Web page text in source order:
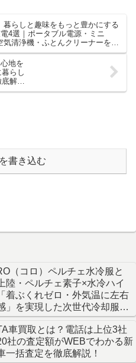
暮らしと趣味をもっと豊かにする
4選｜ポータブル電源・ミニ
気清浄機・ふとんクリーナーを徹
地を
らし
底解
書き込む
（コロ）ペルチェ水冷服と
陸・ペルチェ素子×水冷ハイ
着ぶくれゼロ・外気温に左右
」を実現した次世代冷却服を
車買取とは？電話は上位3社
社の査定額がWEBでわかる新
一括査定を徹底解説！